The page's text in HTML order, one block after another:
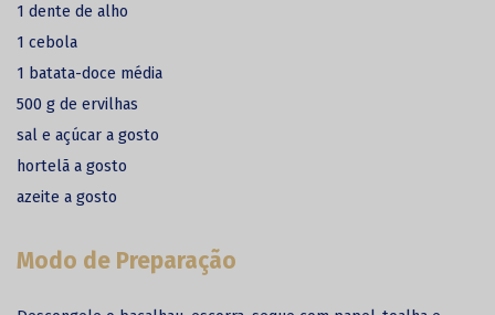
1 dente de alho
1 cebola
1 batata-doce média
500 g de ervilhas
sal e açúcar a gosto
hortelã a gosto
azeite a gosto
Modo de Preparação